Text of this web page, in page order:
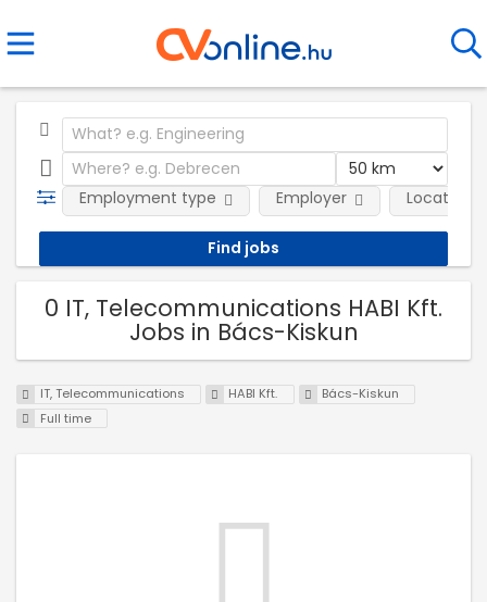
Employment type Employer Location
0 IT, Telecommunications HABI Kft.
Jobs in Bács-Kiskun
IT, Telecommunications HABI Kft.
Bács-Kiskun
Full time